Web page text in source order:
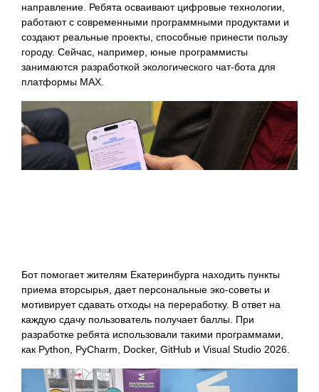
направление. Ребята осваивают цифровые технологии,
работают с современными программными продуктами и
создают реальные проекты, способные принести пользу
городу. Сейчас, например, юные программисты
занимаются разработкой экологического чат-бота для
платформы MAX.
Бот помогает жителям Екатеринбурга находить пункты
приема вторсырья, дает персональные эко-советы и
мотивирует сдавать отходы на переработку. В ответ на
каждую сдачу пользователь получает баллы. При
разработке ребята использовали такими программами,
как Python, PyCharm, Docker, GitHub и Visual Studio 2026.